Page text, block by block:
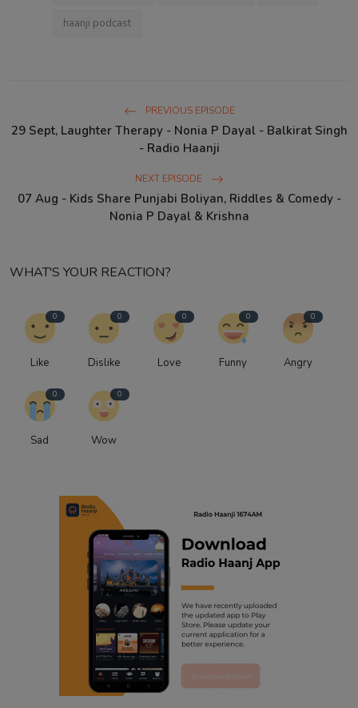
haanji podcast
PREVIOUS EPISODE
29 Sept, Laughter Therapy - Nonia P Dayal - Balkirat Singh
- Radio Haanji
NEXT EPISODE
07 Aug - Kids Share Punjabi Boliyan, Riddles & Comedy -
Nonia P Dayal & Krishna
WHAT'S YOUR REACTION?
0
Like
0
Dislike
0
Love
0
Funny
0
Angry
0
Sad
0
Wow